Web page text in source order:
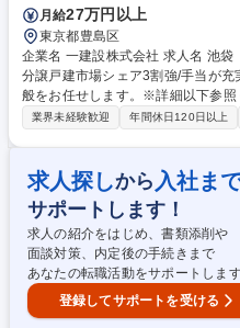
月給27万円以上
東京都豊島区
企業名 一建設株式会社 求人名 池袋【採用担当】従業員数1,865名/日本の
分譲戸建市場シェア3割強/手当が充実 仕事の内容 新卒・中途採用業
般をお任せします。※詳細以下参
ンシップ企画・運営/会社説明会の
務：社内各部署の求人ニーズ掌握/
収集・調査・分析・ツール選定の
等 【ポジションの特徴】■職種や
途の幅広い経験を積むことが可能
に携わることが可能 ■新たな採用
募集職種 池袋【採用担当】従業員
割強/手当が充実
業界未経験歓迎 年間休日120日以上
求人探しから 入社ま
サポートします！
求人の紹介をはじめ、書類添削や
面談対策、内定後の手続きまで
あなたの転職活動をサポートします
登録してサポートを受ける